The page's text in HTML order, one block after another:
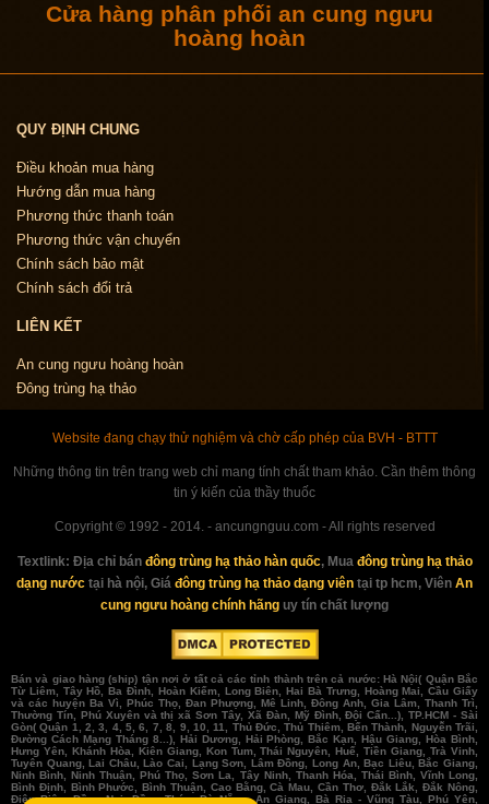
Cửa hàng phân phối an cung ngưu
hoàng hoàn
QUY ĐỊNH CHUNG
Điều khoản mua hàng
Hướng dẫn mua hàng
Phương thức thanh toán
Phương thức vận chuyển
Chính sách bảo mật
Chính sách đổi trả
LIÊN KẾT
An cung ngưu hoàng hoàn
Đông trùng hạ thảo
Website đang chạy thử nghiệm và chờ cấp phép của BVH - BTTT
Những thông tin trên trang web chỉ mang tính chất tham khảo. Cần thêm thông
tin ý kiến của thầy thuốc
Copyright © 1992 - 2014. - ancungnguu.com - All rights reserved
Textlink: Địa chỉ bán đông trùng hạ thảo hàn quốc, Mua đông trùng hạ thảo
dạng nước tại hà nội, Giá đông trùng hạ thảo dạng viên tại tp hcm, Viên An
cung ngưu hoàng chính hãng uy tín chất lượng
Bán và giao hàng (ship) tận nơi ở tất cả các tỉnh thành trên cả nước: Hà Nội( Quận Bắc
Từ Liêm, Tây Hồ, Ba Đình, Hoàn Kiếm, Long Biên, Hai Bà Trưng, Hoàng Mai, Cầu Giấy
và các huyện Ba Vì, Phúc Thọ, Đan Phượng, Mê Linh, Đông Anh, Gia Lâm, Thanh Trì,
Thường Tín, Phú Xuyên và thị xã Sơn Tây, Xã Đàn, Mỹ Đình, Đội Cấn...), TP.HCM - Sài
Gòn( Quận 1, 2, 3, 4, 5, 6, 7, 8, 9, 10, 11, Thủ Đức, Thủ Thiêm, Bến Thành, Nguyễn Trãi,
Đường Cách Mạng Tháng 8...), Hải Dương, Hải Phòng, Bắc Kạn, Hậu Giang, Hòa Bình,
Hưng Yên, Khánh Hòa, Kiên Giang, Kon Tum, Thái Nguyên, Huế, Tiền Giang, Trà Vinh,
Tuyên Quang, Lai Châu, Lào Cai, Lạng Sơn, Lâm Đồng, Long An, Bạc Liêu, Bắc Giang,
Ninh Bình, Ninh Thuận, Phú Thọ, Sơn La, Tây Ninh, Thanh Hóa, Thái Bình, Vĩnh Long,
Bình Định, Bình Phước, Bình Thuận, Cao Bằng, Cà Mau, Cần Thơ, Đắk Lắk, Đắk Nông,
Điện Biên, Đồng Nai, Đồng Tháp, Đà Nẵng, An Giang, Bà Rịa - Vũng Tàu, Phú Yên,